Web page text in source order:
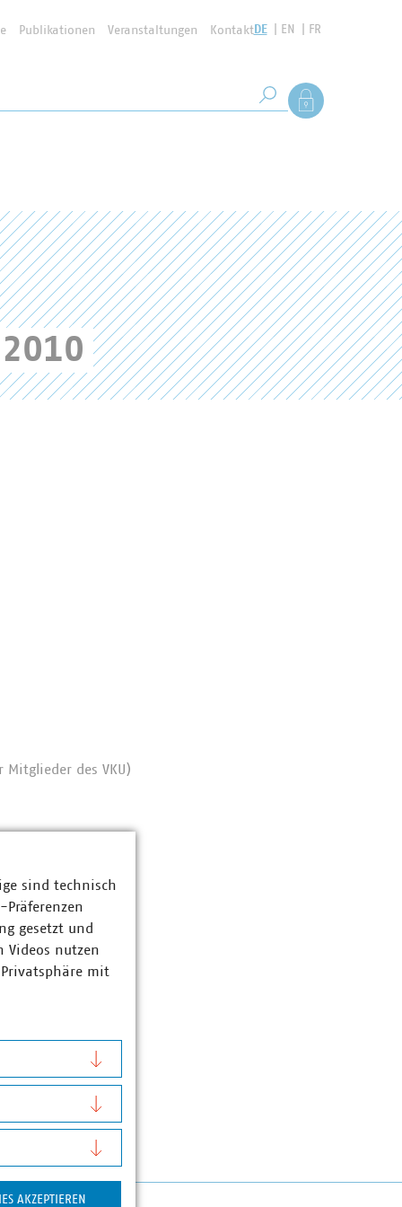
Publikationen Veranstaltungen KontaktDE EN FR
Suche starten
Als Mitglied
des VKU)
sind technisch
gesetzt und
Videos nutzen
mit
AKZEPTIEREN